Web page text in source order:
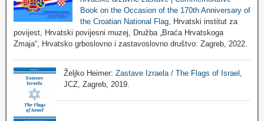
Book on the Occasion of the 170th Anniversary of
the Croatian National Flag, Hrvatski institut za
povijest, Hrvatski povijesni muzej, Družba „Braća Hrvatskoga
Zmaja“, Hrvatsko grboslovno i zastavoslovno društvo: Zagreb, 2022.
Željko Heimer:Zastave Izraela / The Flags of Israel
JCZ, Zagreb, 2019.